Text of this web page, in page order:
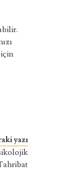
yazı